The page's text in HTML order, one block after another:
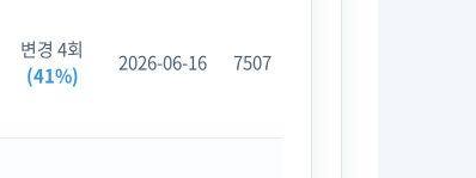
변경 4회
(41%)
2026-06-16 7507